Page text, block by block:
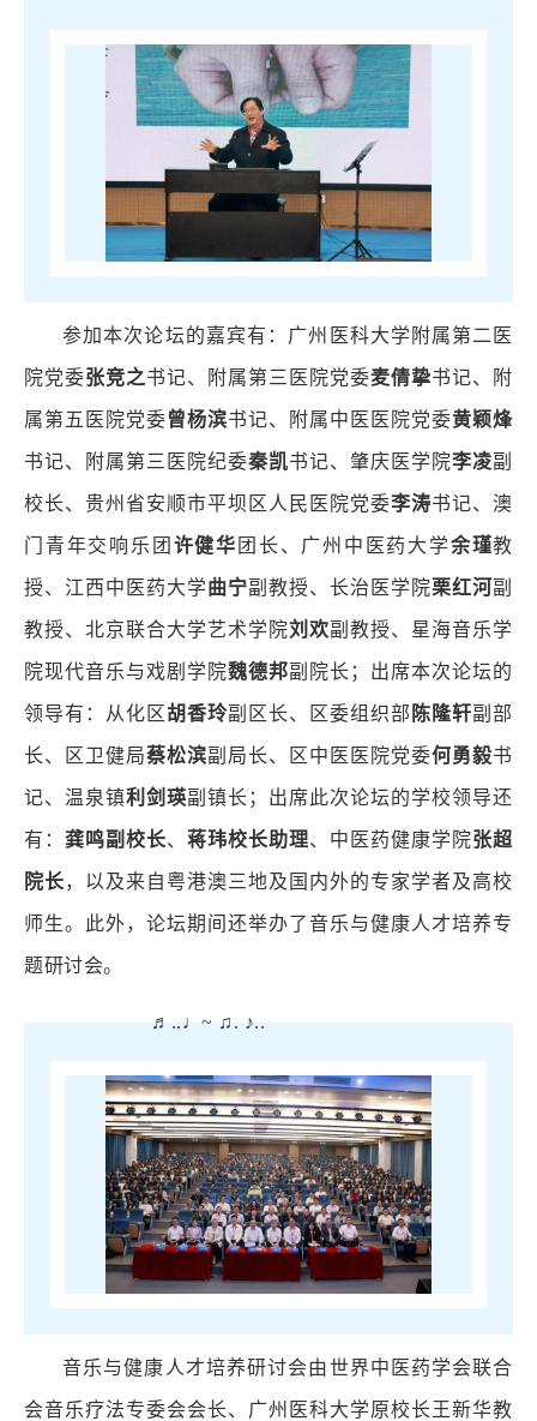
参加本次论坛的嘉宾有：广州医科大学附属第二医
院党委张竞之书记、附属第三医院党委麦倩挚书记、附
属第五医院党委曾杨滨书记、附属中医医院党委黄颖烽
书记、附属第三医院纪委秦凯书记、肇庆医学院李凌副
校长、贵州省安顺市平坝区人民医院党委李涛书记、澳
门青年交响乐团 许健华 团长、广州中医药大学余瑾教
授、江西中医药大学曲宁副教授、长治医学院栗红河副
教授、北京联合大学艺术学院刘欢副教授、星海音乐学
院现代音乐与戏剧学院魏德邦副院长；出席本次论坛的
领导有：从化区胡香玲副区长、区委组织部 陈隆轩副部
长、区卫健局蔡松滨副局长、区中医医院党委何勇毅书
记、温泉镇利剑瑛副镇长；出席此次论坛的学校领导还
有：龚鸣副校长、蒋玮校长助理、中医药健康学院张超
院长，以及来自粤港澳三地及国内外的专家学者及高校
师生。此外，论坛期间还举办了音乐与健康人才培养专
题研讨会。
♬..♩~ ♫. ♪..
音乐与健康人才培养研讨会由世界中医药学会联合
会音乐疗法专委会会长、广州医科大学原校长王新华教